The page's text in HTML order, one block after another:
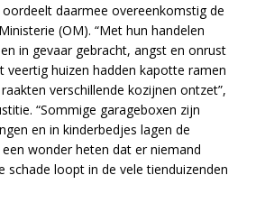
daarmee overeenkomstig de
(OM). “Met hun handelen
in gevaar gebracht, angst en onrust
veertig huizen hadden kapotte ramen
verschillende kozijnen ontzet”,
“Sommige garageboxen zijn
en in kinderbedjes lagen de
wonder heten dat er niemand
schade loopt in de vele tienduizenden